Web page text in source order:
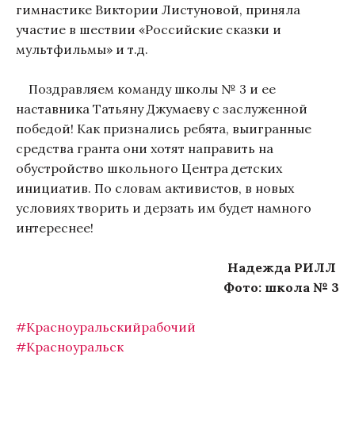
гимнастике Виктории Листуновой, приняла
участие в шествии «Российские сказки и
мультфильмы» и т.д.
Поздравляем команду школы № 3 и ее
наставника Татьяну Джумаеву с заслуженной
победой! Как признались ребята, выигранные
средства гранта они хотят направить на
обустройство школьного Центра детских
инициатив. По словам активистов, в новых
условиях творить и дерзать им будет намного
интереснее!
Надежда РИЛЛ
Фото: школа № 3
#Красноуральскийрабочий
#Красноуральск